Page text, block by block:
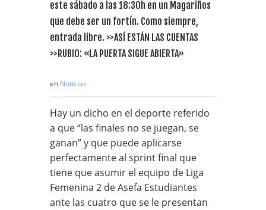
este sábado a las 18:30h en un Magariños
que debe ser un fortín. Como siempre,
entrada libre. >>ASÍ ESTÁN LAS CUENTAS
>>RUBIO: «LA PUERTA SIGUE ABIERTA»
en Noticias
Hay un dicho en el deporte referido
a que “las finales no se juegan, se
ganan” y que puede aplicarse
perfectamente al sprint final que
tiene que asumir el equipo de Liga
Femenina 2 de Asefa Estudiantes
ante las cuatro que se le presentan